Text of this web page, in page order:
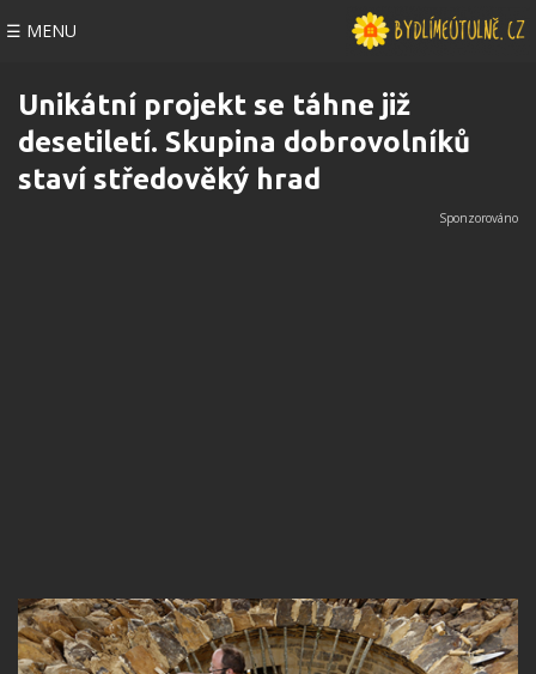
☰ MENU
Unikátní projekt se táhne již
desetiletí. Skupina dobrovolníků
staví středověký hrad